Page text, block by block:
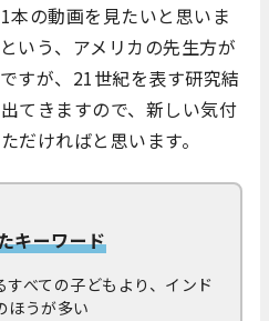
本の動画を見たいと思いま
いう、アメリカの先生方が
すが、21世紀を表す研究結
てきますので、新しい気付
だければと思います。
キーワード
すべての子どもより、インド
ほうが多い